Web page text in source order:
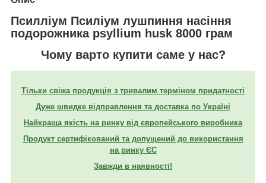
Псилліум Псиліум лушпиння насіння
подорожника psyllium husk 8000 грам
Чому варто купити саме у нас?
Тільки свіжа продукція з тривалим терміном придатності
Дуже швидке відправлення та доставка по Україні
Найкраща якість на ринку від європейського виробника
Продукт сертифікований та допущений до використання
на ринку ЄС
Завжди в наявності!